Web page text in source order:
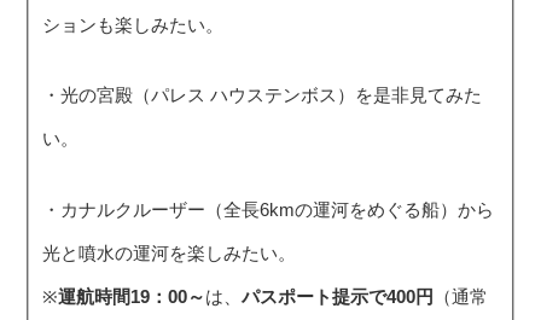
ションも楽しみたい。
・光の宮殿（パレス ハウステンボス）を是非見てみた
い。
・カナルクルーザー（全長6kmの運河をめぐる船）から
光と噴水の運河を楽しみたい。
※運航時間19：00～は、パスポート提示で400円 （通常